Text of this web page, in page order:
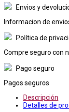
Envios y
Informacion de
Política de
Compre seguro con
Pago seguro
Pagos seguros
Descripción
Detalles de